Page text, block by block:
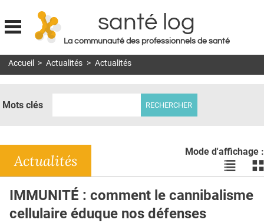
Jump to navigation
santé log
La communauté des professionnels de santé
MON COMPTE
DOSSIERS
RÉSEAUX
E-REVUE SAD
Accueil > Actualités > Actualités
Mots clés
Mode d'affichage :
Voir
les
en
les
Actualités
IMMUNITÉ : comment le cannibalisme
cellulaire éduque nos défenses